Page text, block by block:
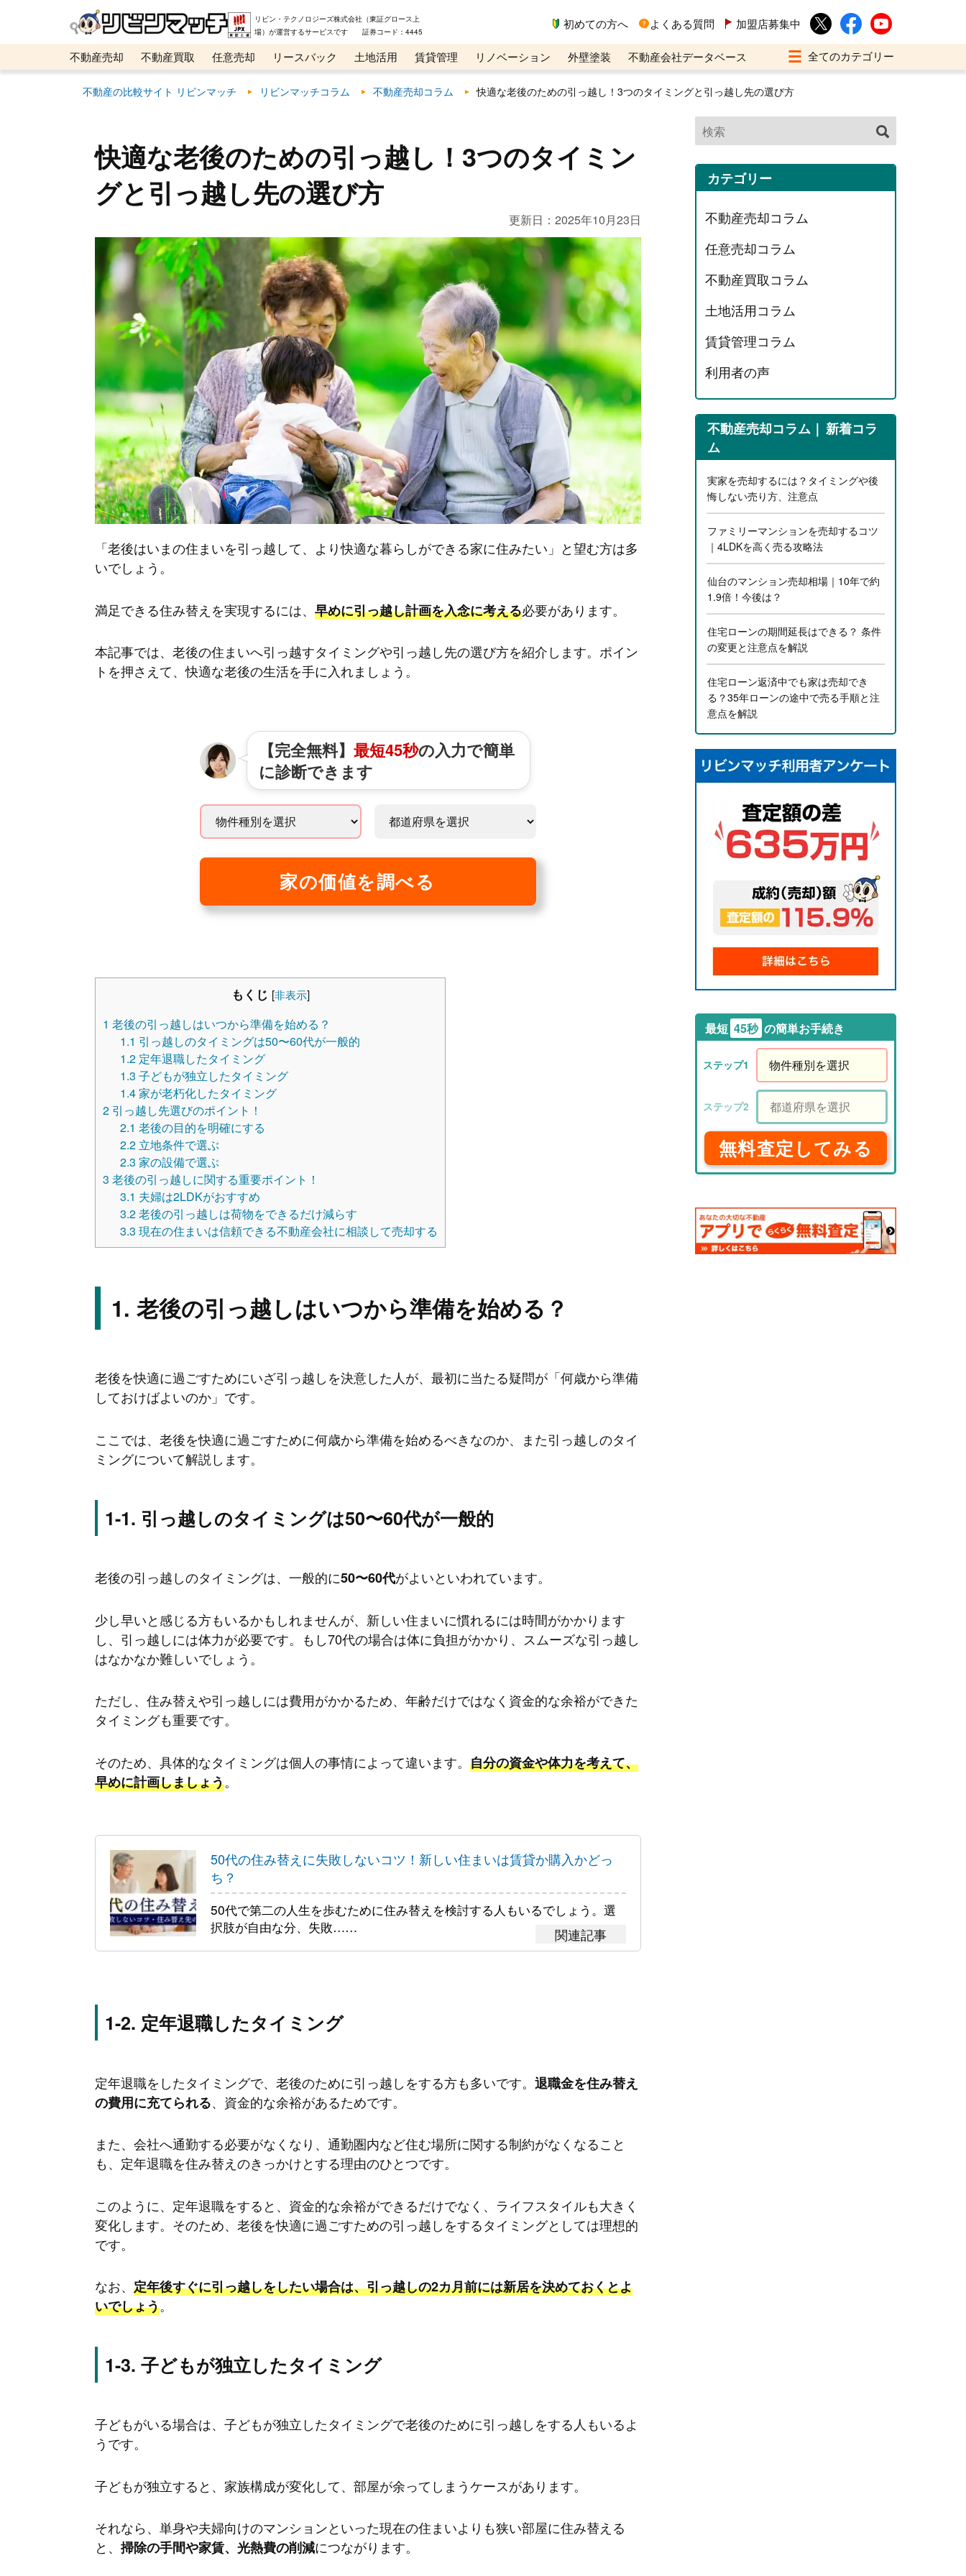
リビン・テクノロジーズ株式会社（東証グロース上
場）が運営するサービスです 証券コード：4445
初めての方へ よくある質問 加盟店募集中
不動産売却 不動産買取 任意売却 リースバック 土地活用 賃貸管理 リノベーション 外壁塗装
不動産会社データベース
メタ住宅展示場
ベスト不動産カンパニー オンライン講座 リビンマガジンBiz
不動産の比較サイト リビンマッチ リビンマッチコラム 不動産売却コラム 快適な老後のための引っ越し！3つのタイミングと引っ越し先の選び方
快適な老後のための引っ越し！3つのタイミン
グと引っ越し先の選び方
更新日： 2025年10月23日
「老後はいまの住まいを引っ越して、より快適な暮らしができる家に住みたい」と望む方は多
いでしょう。
満足できる住み替えを実現するには、 早めに引っ越し計画を入念に考える必要があります。
本記事では、老後の住まいへ引っ越すタイミングや引っ越し先の選び方を紹介します。ポイン
トを押さえて、快適な老後の生活を手に入れましょう。
【完全無料】 最短45秒の入力で簡単
に診断できます
家の価値を調べる
もくじ [非表示]
1 老後の引っ越しはいつから準備を始める？
1.1 引っ越しのタイミングは50〜60代が一般的
1.2 定年退職したタイミング
1.3 子どもが独立したタイミング
1.4家が老朽化したタイミング
2 引っ越し先選びのポイント！
2.1 老後の目的を明確にする
2.2 立地条件で選ぶ
2.3 家の設備で選ぶ
3 老後の引っ越しに関する重要ポイント！
3.1 夫婦は2LDKがおすすめ
3.2老後の引っ越しは荷物をできるだけ減らす
3.3 現在の住まいは信頼できる不動産会社に相談して売却する
老後の引っ越しはいつから準備を始める？
老後を快適に過ごすためにいざ引っ越しを決意した人が、最初に当たる疑問が「何歳から準備
しておけばよいのか」です。
ここでは、老後を快適に過ごすために何歳から準備を始めるべきなのか、また引っ越しのタイ
ミングについて解説します。
引っ越しのタイミングは50〜60代が一般的
老後の引っ越しのタイミングは、一般的に50〜60代がよいといわれています。
少し早いと感じる方もいるかもしれませんが、新しい住まいに慣れるには時間がかかります
し、引っ越しには体力が必要です。もし70代の場合は体に負担がかかり、スムーズな引っ越し
はなかなか難しいでしょう。
ただし、住み替えや引っ越しには費用がかかるため、年齢だけではなく資金的な余裕ができた
タイミングも重要です。
そのため、具体的なタイミングは個人の事情によって違います。 自分の資金や体力を考えて、
早めに計画しましょう。
50代の住み替えに失敗しないコツ！新しい住まいは賃貸か購入かどっ
ち？
50代で第二の人生を歩むために住み替えを検討する人もいるでしょう。選
択肢が自由な分、失敗……
定年退職したタイミング
定年退職をしたタイミングで、老後のために引っ越しをする方も多いです。 退職金を住み替え
の費用に充てられる、資金的な余裕があるためです。
また、会社へ通勤する必要がなくなり、通勤圏内など住む場所に関する制約がなくなること
も、定年退職を住み替えのきっかけとする理由のひとつです。
このように、定年退職をすると、資金的な余裕ができるだけでなく、ライフスタイルも大きく
変化します。そのため、老後を快適に過ごすための引っ越しをするタイミングとしては理想的
です。
なお、 定年後すぐに引っ越しをしたい場合は、引っ越しの2カ月前には新居を決めておくとよ
いでしょう。
子どもが独立したタイミング
子どもがいる場合は、子どもが独立したタイミングで老後のために引っ越しをする人もいるよ
うです。
子どもが独立すると、家族構成が変化して、部屋が余ってしまうケースがあります。
それなら、単身や夫婦向けのマンションといった現在の住まいよりも狭い部屋に住み替える
と、 掃除の手間や家賃、光熱費の削減につながります。
カテゴリー
不動産売却コラム
任意売却コラム
不動産買取コラム
土地活用コラム
賃貸管理コラム
利用者の声
不動産売却コラム
新着コラ
ム
実家を売却するには？タイミングや後
悔しない売り方、注意点
ファミリーマンションを売却するコツ
｜4LDKを高く売る攻略法
仙台のマンション売却相場｜10年で約
1.9倍！今後は？
住宅ローンの期間延長はできる？ 条件
の変更と注意点を解説
住宅ローン返済中でも家は売却でき
る？35年ローンの途中で売る手順と注
意点を解説
最短 45秒 の簡単お手続き
無料査定してみる